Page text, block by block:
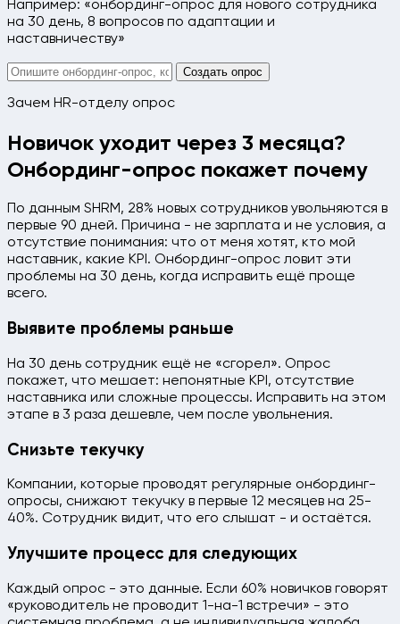
Например: «онбординг-опрос для нового сотрудника
на 30 день, 8 вопросов по адаптации и
наставничеству»
Создать опрос
Зачем HR-отделу опрос
Новичок уходит через 3 месяца?
Онбординг-опрос покажет почему
По данным SHRM, 28% новых сотрудников увольняются в
первые 90 дней. Причина - не зарплата и не условия, а
отсутствие понимания: что от меня хотят, кто мой
наставник, какие KPI. Онбординг-опрос ловит эти
проблемы на 30 день, когда исправить ещё проще
всего.
Выявите проблемы раньше
На 30 день сотрудник ещё не «сгорел». Опрос
покажет, что мешает: непонятные KPI, отсутствие
наставника или сложные процессы. Исправить на этом
этапе в 3 раза дешевле, чем после увольнения.
Снизьте текучку
Компании, которые проводят регулярные онбординг-
опросы, снижают текучку в первые 12 месяцев на 25-
40%. Сотрудник видит, что его слышат - и остаётся.
Улучшите процесс для следующих
Каждый опрос - это данные. Если 60% новичков говорят
«руководитель не проводит 1-на-1 встречи» - это